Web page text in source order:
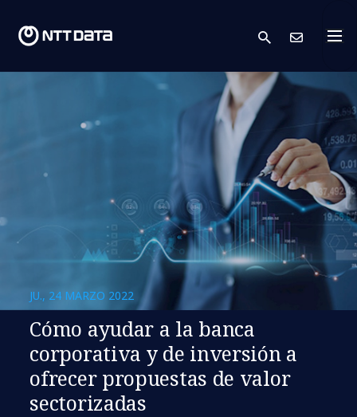
search
JU., 24 MARZO 2022
Cómo ayudar a la banca
corporativa y de inversión a
ofrecer propuestas de valor
sectorizadas